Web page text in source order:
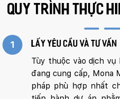
QUY TRÌNH THỰC
1
Lấy yêu cầu và tư vấn
Tùy thuộc vào dịch vụ
đang cung cấp, Mona
pháp phù hợp nhất